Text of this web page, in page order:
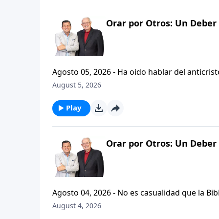
Orar por Otros: Un
Agosto 05, 2026 - Ha oido hablar del anticristo? Hoy vamos a escuchar al pastor Carlos A. Zazueta
que se refiere la Biblia cuando usa la palabra
August 5, 2026
Play
Orar por Otros: Un Deber
Agosto 04, 2026 - No es casualidad que la Biblia contenga
profetas, apostoles...de gente comun y
August 4, 2026